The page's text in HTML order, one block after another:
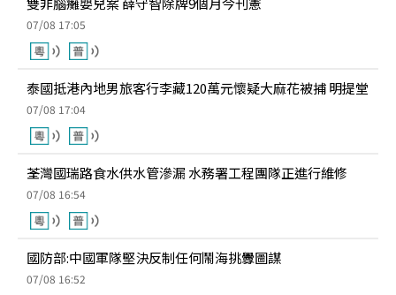
07/08 17:05
泰國抵港內地男旅客行李藏120萬元懷疑大麻花被捕 明提堂
07/08 17:04
荃灣國瑞路食水供水管滲漏 水務署工程團隊正進行維修
07/08 16:54
國防部:中國軍隊堅決反制任何鬧海挑釁圖謀
07/08 16:52